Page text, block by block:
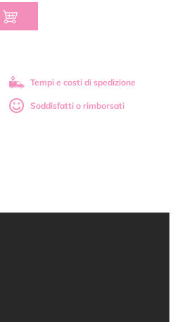
Tempi e costi di spedizione
Soddisfatti o rimborsati